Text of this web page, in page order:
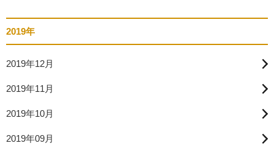
2019年
2019年12月
2019年11月
2019年10月
2019年09月